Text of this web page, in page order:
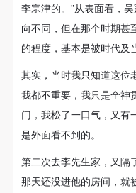
李宗津的。”从表面看，
向不同，但在那个时期甚
的程度，基本是被时代及
其实，当时我只知道这位
我都不重要，我只是全神
门，我松了一口气，又
是外面看不到的。
第二次去李先生家，又隔
那天还没进他的房间，就